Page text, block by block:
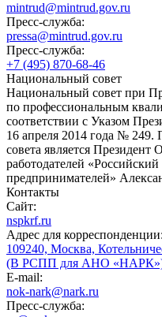
mintrud@mintrud.gov.ru
Пресс-служба:
pressa@mintrud.gov.ru
Пресс-служба:
+7 (495) 870-68-46
Национальный совет
Национальный совет при
по профессиональным
соответствии с Указом
16 апреля 2014 года № 249.
совета является
работодателей
предпринимателей»
Контакты
Сайт:
nspkrf.ru
Адрес для корреспонденции:
109240, Москва,
(В РСПП для АНО
E-mail:
nok-nark@nark.ru
Пресс-служба: